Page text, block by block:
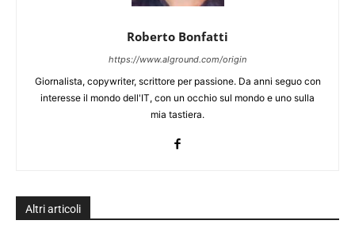
Roberto Bonfatti
https://www.alground.com/origin
Giornalista, copywriter, scrittore per passione. Da anni seguo con
interesse il mondo dell'IT, con un occhio sul mondo e uno sulla
mia tastiera.
Altri articoli